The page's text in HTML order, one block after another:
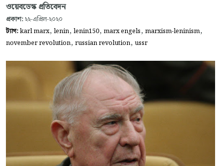
ওয়েবডেস্ক প্রতিবেদন
প্রকাশ: ২২-এপ্রিল-২০২০
ট্যাগ:karl marx, lenin, lenin150, marx engels, marxism-leninism,
november revolution, russian revolution, ussr